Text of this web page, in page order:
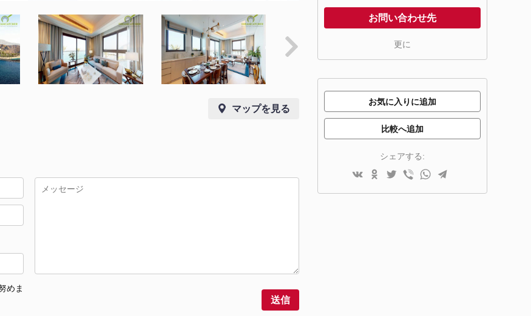
マップを見る
めま
送信
お問い合わせ先
更に
お気に入りに追加
比較へ追加
シェアする: